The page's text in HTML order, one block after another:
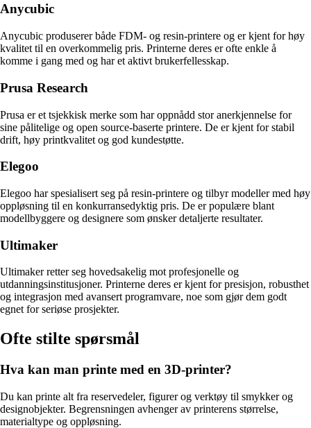
Anycubic
Anycubic produserer både FDM- og resin-printere og er kjent for høy
kvalitet til en overkommelig pris. Printerne deres er ofte enkle å
komme i gang med og har et aktivt brukerfellesskap.
Prusa Research
Prusa er et tsjekkisk merke som har oppnådd stor anerkjennelse for
sine pålitelige og open source-baserte printere. De er kjent for stabil
drift, høy printkvalitet og god kundestøtte.
Elegoo
Elegoo har spesialisert seg på resin-printere og tilbyr modeller med høy
oppløsning til en konkurransedyktig pris. De er populære blant
modellbyggere og designere som ønsker detaljerte resultater.
Ultimaker
Ultimaker retter seg hovedsakelig mot profesjonelle og
utdanningsinstitusjoner. Printerne deres er kjent for presisjon, robusthet
og integrasjon med avansert programvare, noe som gjør dem godt
egnet for seriøse prosjekter.
Ofte stilte spørsmål
Hva kan man printe med en 3D-printer?
Du kan printe alt fra reservedeler, figurer og verktøy til smykker og
designobjekter. Begrensningen avhenger av printerens størrelse,
materialtype og oppløsning.